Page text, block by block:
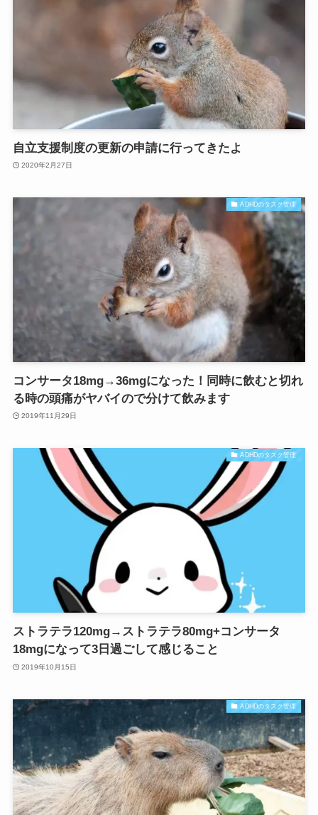
自立支援制度の更新の申請に行ってきたよ
2020年2月27日
ADHDのタスク管理
コンサータ18mg→36mgになった！同時に飲むと切れ
る時の頭痛がヤバイので分けて飲みます
2019年11月29日
ADHDのタスク管理
ストラテラ120mg→ストラテラ80mg+コンサータ
18mgになって3日過ごして感じること
2019年10月15日
ADHDのタスク管理